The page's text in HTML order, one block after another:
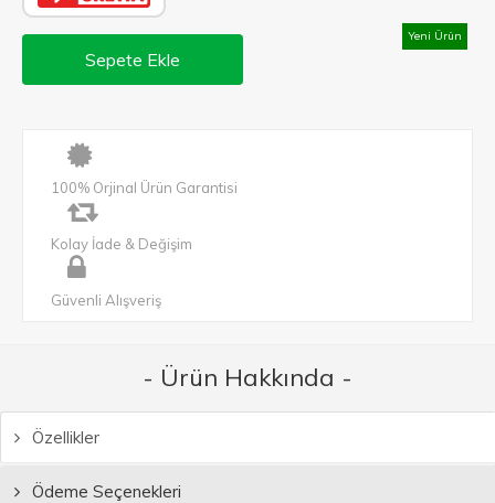
Sepete Ekle
Yeni Ürün
100% Orjinal Ürün Garantisi
Kolay İade & Değişim
Güvenli Alışveriş
- Ürün Hakkında -
Özellikler
Ödeme Seçenekleri